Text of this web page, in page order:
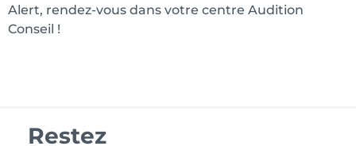
Alert, rendez-vous dans votre centre Audition
Conseil !
Restez